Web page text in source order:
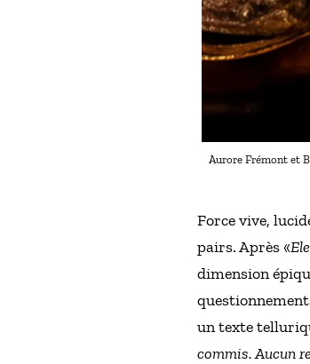
Aurore Frémont et
Force vive,
pairs. Après «
dimension
un texte
commis. Aucun